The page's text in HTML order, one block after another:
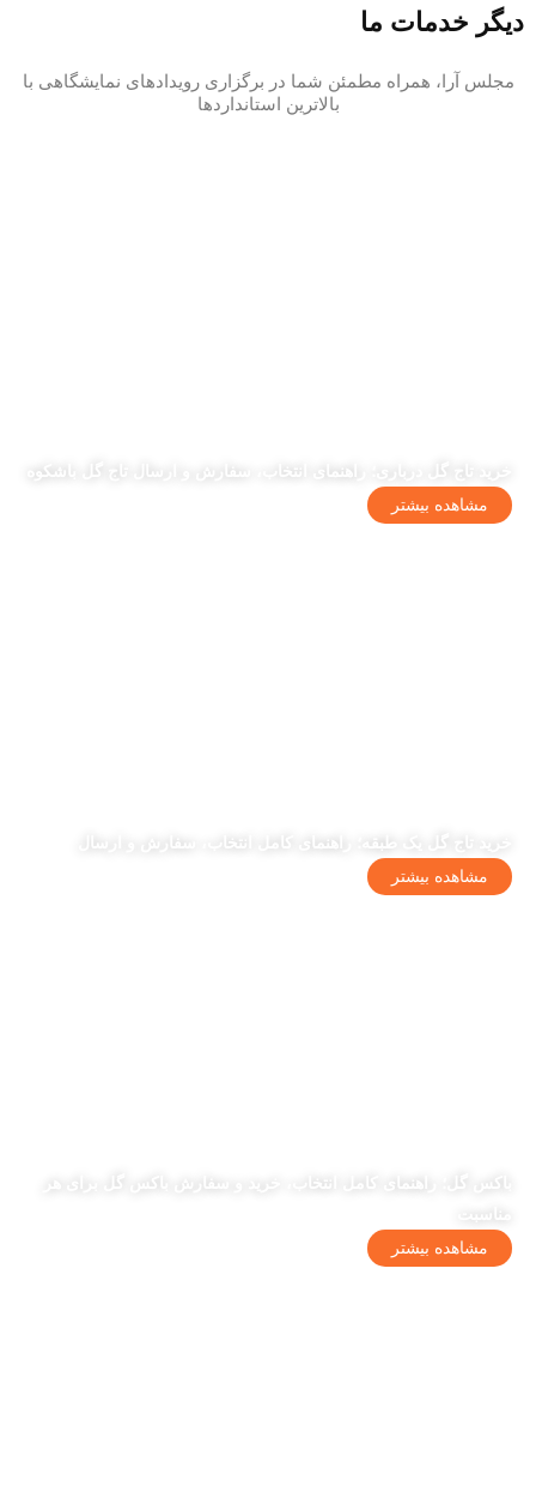
دیگر خدمات ما
مجلس آرا، همراه مطمئن شما در برگزاری رویدادهای نمایشگاهی با
بالاترین استانداردها
خرید تاج گل درباری؛ راهنمای انتخاب، سفارش و ارسال تاج گل باشکوه
مشاهده بیشتر
خرید تاج گل یک طبقه؛ راهنمای کامل انتخاب، سفارش و ارسال
مشاهده بیشتر
باکس گل؛ راهنمای کامل انتخاب، خرید و سفارش باکس گل برای هر
مشاهده بیشتر